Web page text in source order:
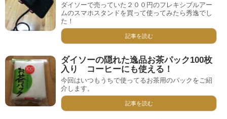
ダイソーで売っていた２００円のフレキシブルアー
ムのスマホスタンドを買って使ってみたら秀逸でし
た！
記事を読む
ダイソーの隠れた逸品お茶パック100枚
入り コーヒーにも使える！
今回はいつもうちで使ってるお茶用のパックをご紹
介します。
記事を読む